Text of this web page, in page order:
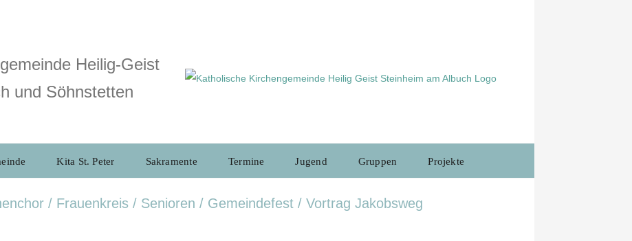
Heilig-Geist
und Söhnstetten
Kita St. Peter Sakramente Termine Jugend Gruppen Projekte
/ Frauenkreis / Senioren / Gemeindefest / Vortrag Jakobsweg